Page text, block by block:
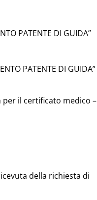
PATENTE DI GUIDA”
PATENTE DI GUIDA”
per il certificato medico –
della richiesta di